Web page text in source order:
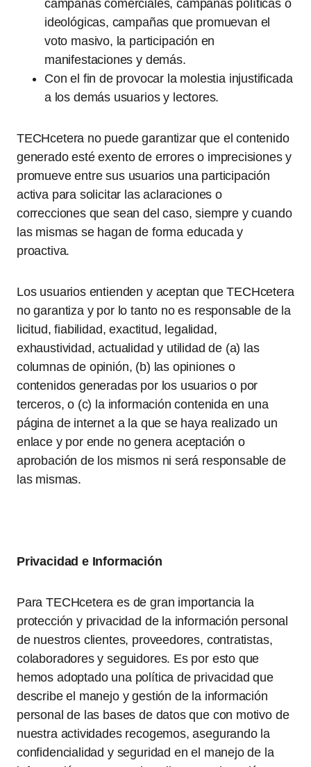
campañas comerciales, campañas políticas o
ideológicas, campañas que promuevan el
voto masivo, la participación en
manifestaciones y demás.
Con el fin de provocar la molestia injustificada
a los demás usuarios y lectores.
TECHcetera no puede garantizar que el contenido
generado esté exento de errores o imprecisiones y
promueve entre sus usuarios una participación
activa para solicitar las aclaraciones o
correcciones que sean del caso, siempre y cuando
las mismas se hagan de forma educada y
proactiva.
Los usuarios entienden y aceptan que TECHcetera
no garantiza y por lo tanto no es responsable de la
licitud, fiabilidad, exactitud, legalidad,
exhaustividad, actualidad y utilidad de (a) las
columnas de opinión, (b) las opiniones o
contenidos generadas por los usuarios o por
terceros, o (c) la información contenida en una
página de internet a la que se haya realizado un
enlace y por ende no genera aceptación o
aprobación de los mismos ni será responsable de
las mismas.
Privacidad e Información
Para TECHcetera es de gran importancia la
protección y privacidad de la información personal
de nuestros clientes, proveedores, contratistas,
colaboradores y seguidores. Es por esto que
hemos adoptado una política de privacidad que
describe el manejo y gestión de la información
personal de las bases de datos que con motivo de
nuestra actividades recogemos, asegurando la
confidencialidad y seguridad en el manejo de la